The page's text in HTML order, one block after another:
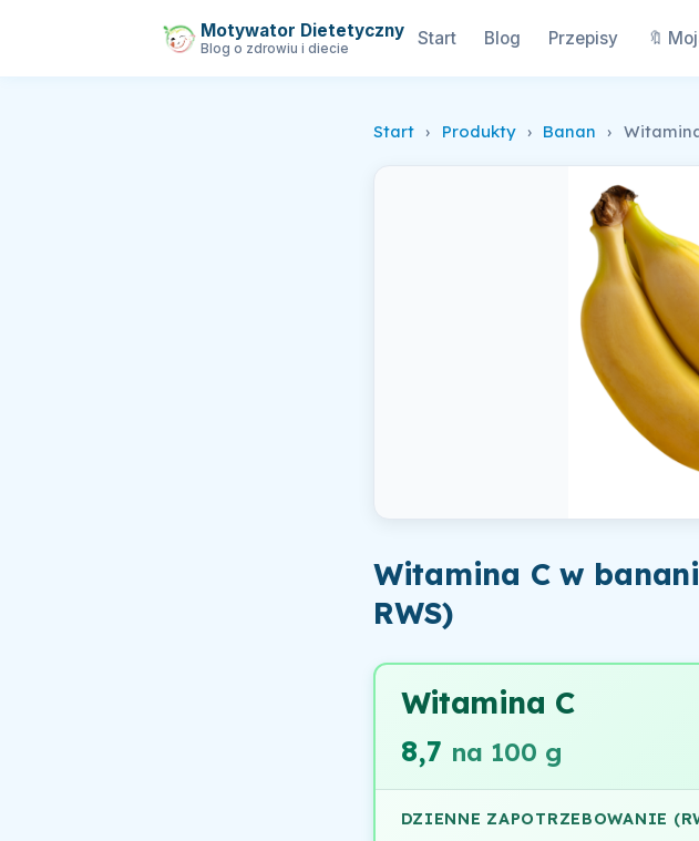
Motywator Dietetyczny
Blog o zdrowiu i diecie Start Blog Przepisy 🔖
Start › Produkty › Banan ›
Witamina C w
RWS)
Witamina C
8,7 na 100 g
DZIENNE ZAPOTRZEBOWANIE